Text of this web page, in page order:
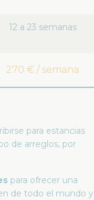
12 a 23 semanas
270 € / semana
para estancias
de arreglos, por
para ofrecer una
de todo el mundo y